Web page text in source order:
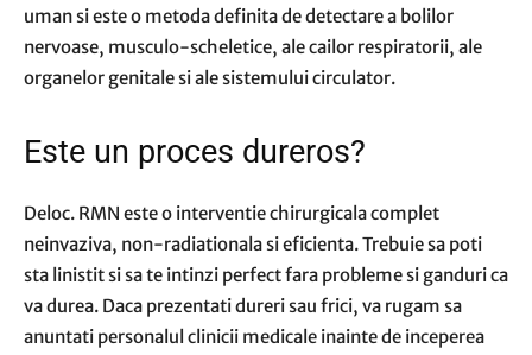
uman si este o metoda definita de detectare a bolilor
nervoase, musculo-scheletice, ale cailor respiratorii, ale
organelor genitale si ale sistemului circulator.
Este un proces dureros?
Deloc. RMN este o interventie chirurgicala complet
neinvaziva, non-radiationala si eficienta. Trebuie sa poti
sta linistit si sa te intinzi perfect fara probleme si ganduri ca
va durea. Daca prezentati dureri sau frici, va rugam sa
anuntati personalul clinicii medicale inainte de inceperea